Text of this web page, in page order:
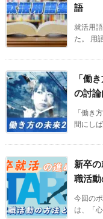
語
就活用
た。 用
「働
の討
「働き
間にし
新卒
職活
今回の
は、「